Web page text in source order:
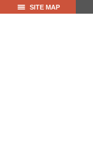
SITE MAP